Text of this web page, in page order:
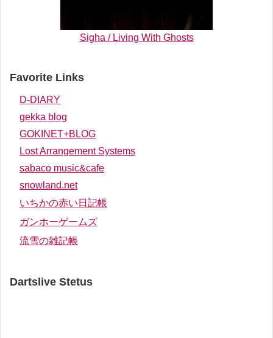
Sigha / Living With Ghosts
Favorite Links
D-DIARY
gekka blog
GOKINET+BLOG
Lost Arrangement Systems
sabaco music&cafe
snowland.net
いちかの赤い日記帳
ガンホーゲームズ
流雪の雑記帳
Dartslive Stetus